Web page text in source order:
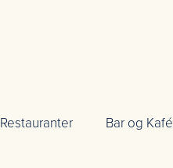
Restauranter Bar og Kafé